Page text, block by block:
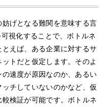
げとなる難関を意味する言
視化することで、ボトルネ
えば、ある企業に対するサ
トだと仮定します。そのよ
速度が原因なのか、あるい
チしていないのかなど、仮
検証が可能です。ボトルネ